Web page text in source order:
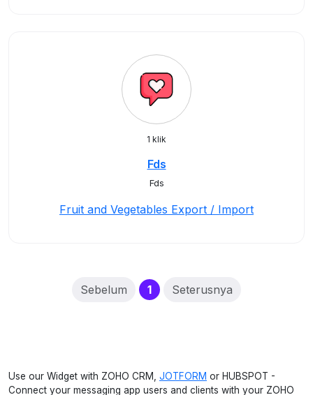
1 klik
Fds
Fds
Fruit and Vegetables Export / Import
Sebelum 1(current)
Seterusnya
Use our Widget with ZOHO CRM, JOTFORM or HUBSPOT -
Connect your messaging app users and clients with your ZOHO